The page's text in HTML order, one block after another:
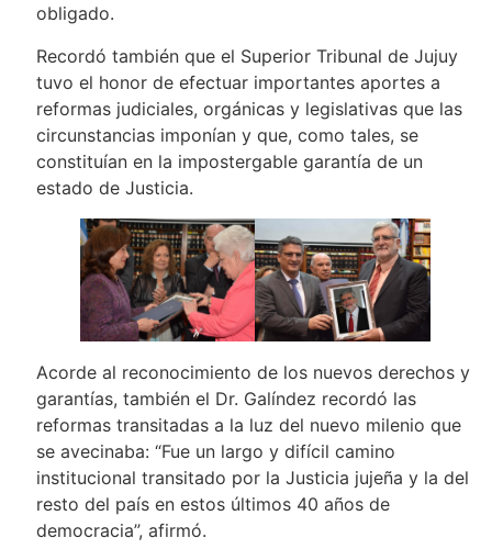
obligado.
Recordó también que el Superior Tribunal de Jujuy
tuvo el honor de efectuar importantes aportes a
reformas judiciales, orgánicas y legislativas que las
circunstancias imponían y que, como tales, se
constituían en la impostergable garantía de un
estado de Justicia.
Acorde al reconocimiento de los nuevos derechos y
garantías, también el Dr. Galíndez recordó las
reformas transitadas a la luz del nuevo milenio que
se avecinaba: “Fue un largo y difícil camino
institucional transitado por la Justicia jujeña y la del
resto del país en estos últimos 40 años de
democracia”, afirmó.